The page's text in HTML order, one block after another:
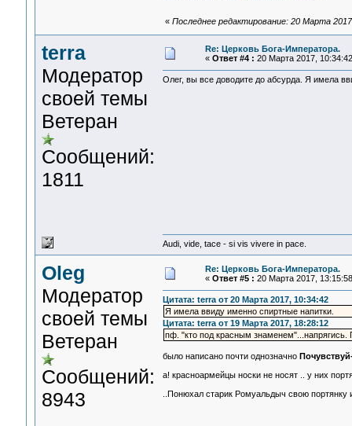
« Последнее редактирование: 20 Марта
terra
Модератор
своей темы
Ветеран
Сообщений:
1811
Re: Церковь Бога-Императора.
« Ответ #4 : 20 Марта 2017,
Олег, вы все доводите до абсурда. Я имела
Audi, vide, tace - si vis vivere in pace.
Oleg
Модератор
своей темы
Ветеран
Сообщений:
8943
Re: Церковь Бога-Императора.
« Ответ #5 : 20 Марта 2017,
Цитата: terra от 20 Марта 2017, 10:34:42
Я имела ввиду именно спиртные напитки.
Цитата: terra от 19 Марта 2017, 18:28:12
пф. "кто под красным знаменем"...напрягись.
было написано почти однозначно
а! красноармейцы носки не носят .. у них
..Понюхал старик Ромуальдыч свою